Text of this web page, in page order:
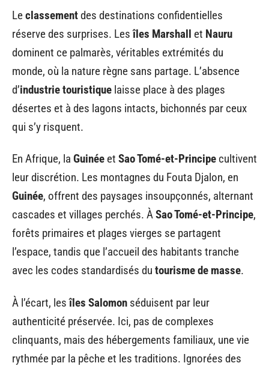
Leclassementdes destinations confidentielles
réserve des surprises. Lesîles Marshall et Nauru
dominent ce palmarès, véritables extrémités du
monde, où la nature règne sans partage. L’absence
d’industrie touristique laisse place à des plages
désertes et à des lagons intacts, bichonnés par ceux
qui s’y risquent.
En Afrique, la Guinée et Sao Tomé-et-Principe cultivent
leur discrétion. Les montagnes du Fouta Djalon, en
Guinée, offrent des paysages insoupçonnés, alternant
cascades et villages perchés. ÀSao Tomé-et-Principe,
forêts primaires et plages vierges se partagent
l’espace, tandis que l’accueil des habitants tranche
avec les codes standardisés du tourisme de masse.
À l’écart, lesîles Salomon séduisent par leur
authenticité préservée. Ici, pas de complexes
clinquants, mais des hébergements familiaux, une vie
rythmée par la pêche et les traditions. Ignorées des